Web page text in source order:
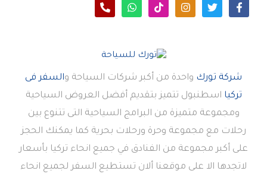
شركة تورك واحدة من أكبر شركات السياحة والسفر فى
تركيا اسطنبول تتميز بتقديم أفضل العروض السياحية
ومجموعة متميزة من البرامج السياحية التى تتنوع بين
رحلات مع مجموعة وحرة ورحلات بحرية كما يمكنك الحجز
على أكبر مجموعة من الفنادق في جميع انحاء تركيا بأسعار
لاتجدها الا على موقعنا ألان تستطيع السفر لجميع انحاء